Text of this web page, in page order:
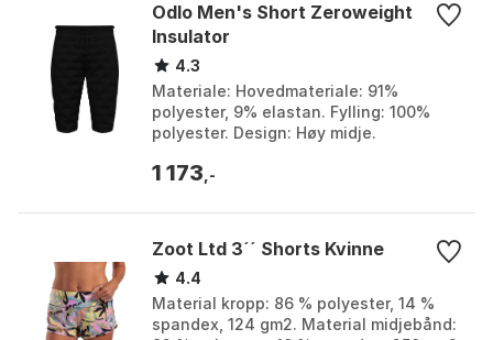
Odlo Men's Short Zeroweight
Insulator
4.3
Materiale: Hovedmateriale: 91%
polyester, 9% elastan. Fylling: 100%
polyester. Design: Høy midje.
på siden. Farge: Black,...
1 173 ,-
Zoot Ltd 3´´ Shorts Kvinne
4.4
Material kropp: 86 % polyester, 14 %
spandex, 124 gm2. Material midjebånd: